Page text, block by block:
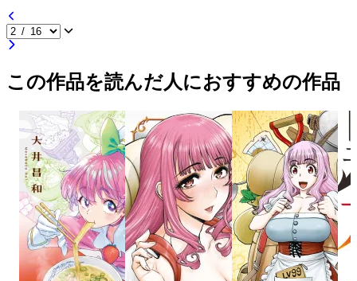
この作品を読んだ人におすすめの作品